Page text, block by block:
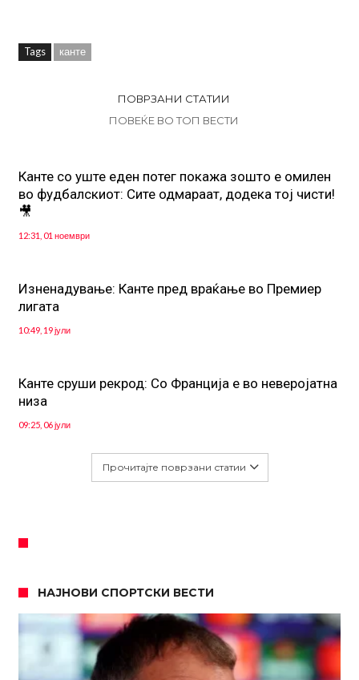
Tags канте
ПОВРЗАНИ СТАТИИ
ПОВЕЌЕ ВО ТОП ВЕСТИ
Канте со уште еден потег покажа зошто е омилен
во фудбалскиот: Сите одмараат, додека тој чисти!
🎥
12:31, 01 ноември
Изненадување: Канте пред враќање во Премиер
лигата
10:49, 19 јули
Канте сруши рекрод: Со Франција е во неверојатна
низа
09:25, 06 јули
Прочитајте поврзани статии
НАЈНОВИ СПОРТСКИ ВЕСТИ